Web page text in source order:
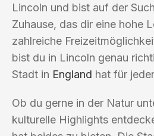
Lincoln und bist auf der
Zuhause, das dir eine hohe
zahlreiche
bist du in Lincoln genau
Stadt in England hat für
Ob du gerne in der Natur
kulturelle Highlights